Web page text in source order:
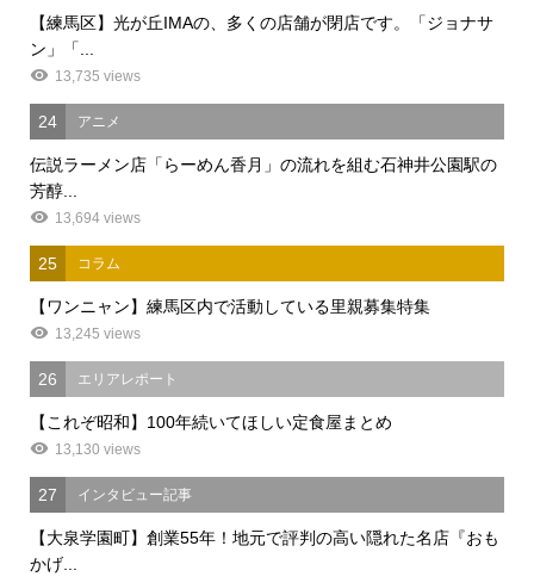
【練馬区】光が丘IMAの、多くの店舗が閉店です。「ジョナサ
ン」「...
13,735 views
24 アニメ
伝説ラーメン店「らーめん香月」の流れを組む石神井公園駅の
芳醇...
13,694 views
25 コラム
【ワンニャン】練馬区内で活動している里親募集特集
13,245 views
26 エリアレポート
【これぞ昭和】100年続いてほしい定食屋まとめ
13,130 views
27 インタビュー記事
【大泉学園町】創業55年！地元で評判の高い隠れた名店『おも
かげ...